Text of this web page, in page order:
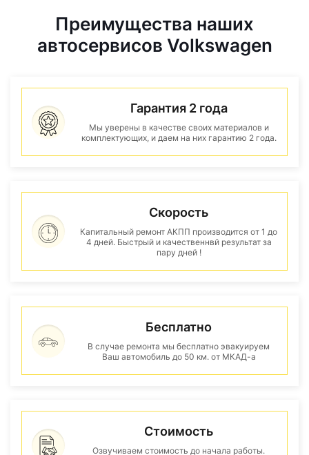
Преимущества наших
автосервисов Volkswagen
Гарантия 2 года
Мы уверены в качестве своих материалов и
комплектующих, и даем на них гарантию 2 года.
Скорость
Капитальный ремонт АКПП производится от 1 до
4 дней. Быстрый и качественнвй результат за
пару дней !
Бесплатно
В случае ремонта мы бесплатно эвакуируем
Ваш автомобиль до 50 км. от МКАД-а
Стоимость
Озвучиваем стоимость до начала работы.